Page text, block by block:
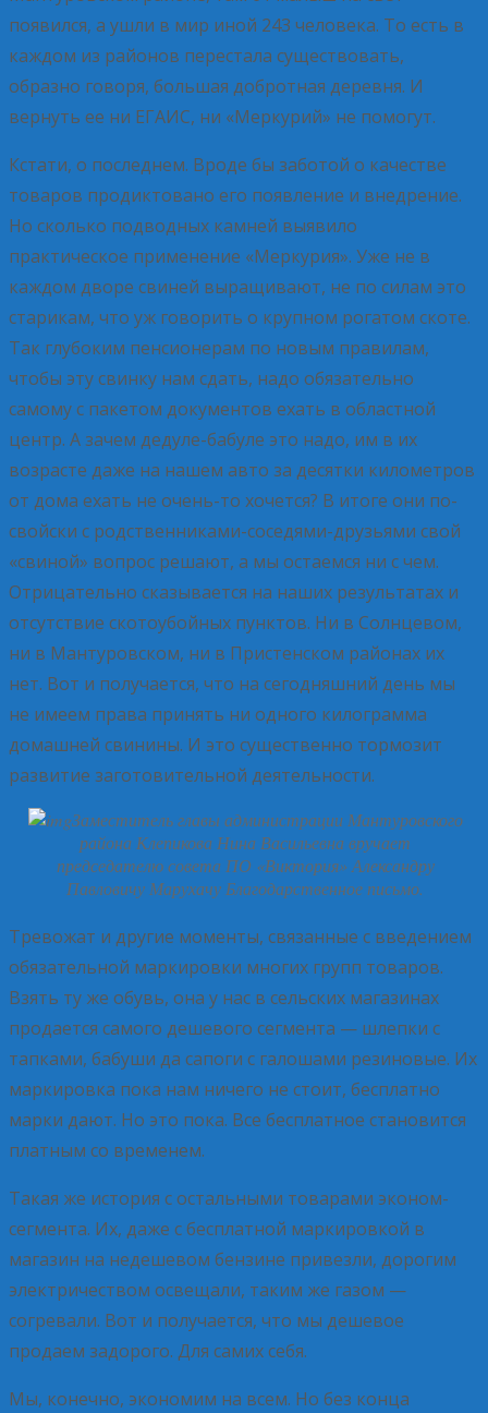
появился, а ушли в мир иной 243 человека. То есть в
каждом из районов перестала существовать,
образно говоря, большая добротная деревня. И
вернуть ее ни ЕГАИС, ни «Меркурий» не помогут.
Кстати, о последнем. Вроде бы заботой о качестве
товаров продиктовано его появление и внедрение.
Но сколько подводных камней выявило
практическое применение «Меркурия». Уже не в
каждом дворе свиней выращивают, не по силам это
старикам, что уж говорить о крупном рогатом скоте.
Так глубоким пенсионерам по новым правилам,
чтобы эту свинку нам сдать, надо обязательно
самому с пакетом документов ехать в областной
центр. А зачем дедуле-бабуле это надо, им в их
возрасте даже на нашем авто за десятки километров
от дома ехать не очень-то хочется? В итоге они по-
свойски с родственниками-соседями-друзьями свой
«свиной» вопрос решают, а мы остаемся ни с чем.
Отрицательно сказывается на наших результатах и
отсутствие скотоубойных пунктов. Ни в Солнцевом,
ни в Мантуровском, ни в Пристенском районах их
нет. Вот и получается, что на сегодняшний день мы
не имеем права принять ни одного килограмма
домашней свинины. И это существенно тормозит
развитие заготовительной деятельности.
Заместитель главы администрации Мантуровского
района Клепикова Нина Васильевна вручает
председателю совета ПО «Виктория» Александру
Павловичу Марухачу Благодарственное письмо.
Тревожат и другие моменты, связанные с введением
обязательной маркировки многих групп товаров.
Взять ту же обувь, она у нас в сельских магазинах
продается самого дешевого сегмента — шлепки с
тапками, бабуши да сапоги с галошами резиновые. Их
маркировка пока нам ничего не стоит, бесплатно
марки дают. Но это пока. Все бесплатное становится
платным со временем.
Такая же история с остальными товарами эконом-
сегмента. Их, даже с бесплатной маркировкой в
магазин на недешевом бензине привезли, дорогим
электричеством освещали, таким же газом —
согревали. Вот и получается, что мы дешевое
продаем задорого. Для самих себя.
Мы, конечно, экономим на всем. Но без конца